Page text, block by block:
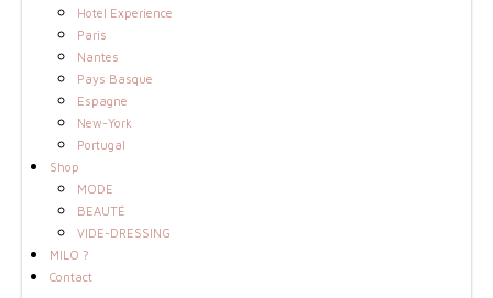
Hotel Experience
Paris
Nantes
Pays Basque
Espagne
New-York
Portugal
Shop
MODE
BEAUTÉ
VIDE-DRESSING
MILO ?
Contact